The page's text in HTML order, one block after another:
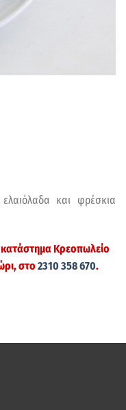
και φρέσκια
κατάστημαΚρεοπωλείο
στο 2310 358 670.